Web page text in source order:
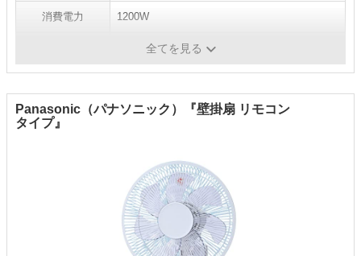
消費電力 1200W
全てを見る
Panasonic（パナソニック）『壁掛扇 リモコン
タイプ』